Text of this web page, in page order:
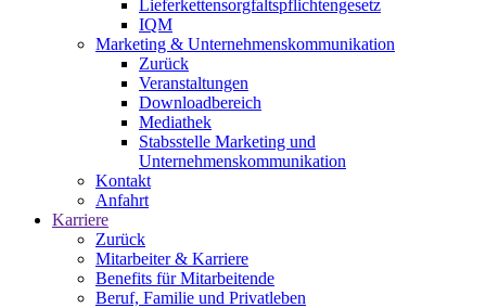
Lieferkettensorgfaltspflichtengesetz
IQM
Marketing & Unternehmenskommunikation
Zurück
Veranstaltungen
Downloadbereich
Mediathek
Stabsstelle Marketing und
Unternehmenskommunikation
Kontakt
Anfahrt
Karriere
Zurück
Mitarbeiter & Karriere
Benefits für Mitarbeitende
Beruf, Familie und Privatleben